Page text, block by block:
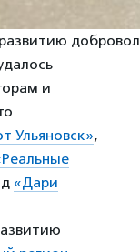
и
Ульяновск»,
«Дари